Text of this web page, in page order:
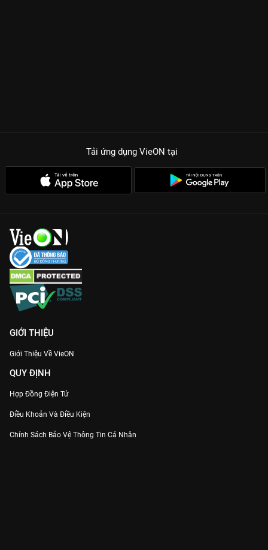
Tải ứng dụng VieON tại
GIỚI THIỆU
Giới Thiệu Về VieON
QUY ĐỊNH
Hợp Đồng Điện Tử
Điều Khoản Và Điều Kiện
Chính Sách Bảo Vệ Thông Tin Cá Nhân